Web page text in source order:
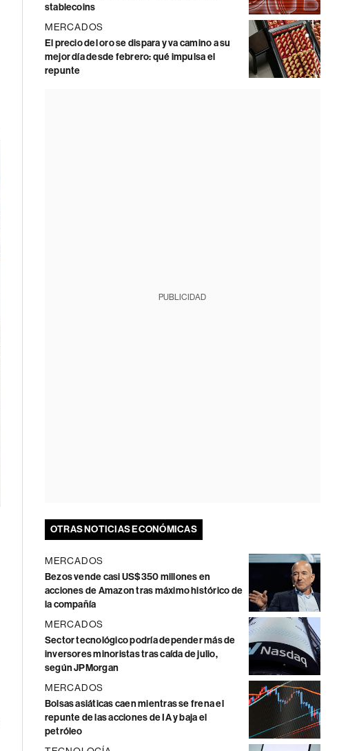
stablecoins
MERCADOS
El precio del oro se dispara y va camino a su
mejor día desde febrero: qué impulsa el
repunte
PUBLICIDAD
OTRAS NOTICIAS ECONÓMICAS
MERCADOS
Bezos vende casi US$350 millones en
acciones de Amazon tras máximo histórico de
la compañía
MERCADOS
Sector tecnológico podría depender más de
inversores minoristas tras caída de julio,
según JPMorgan
MERCADOS
Bolsas asiáticas caen mientras se frena el
repunte de las acciones de IA y baja el
petróleo